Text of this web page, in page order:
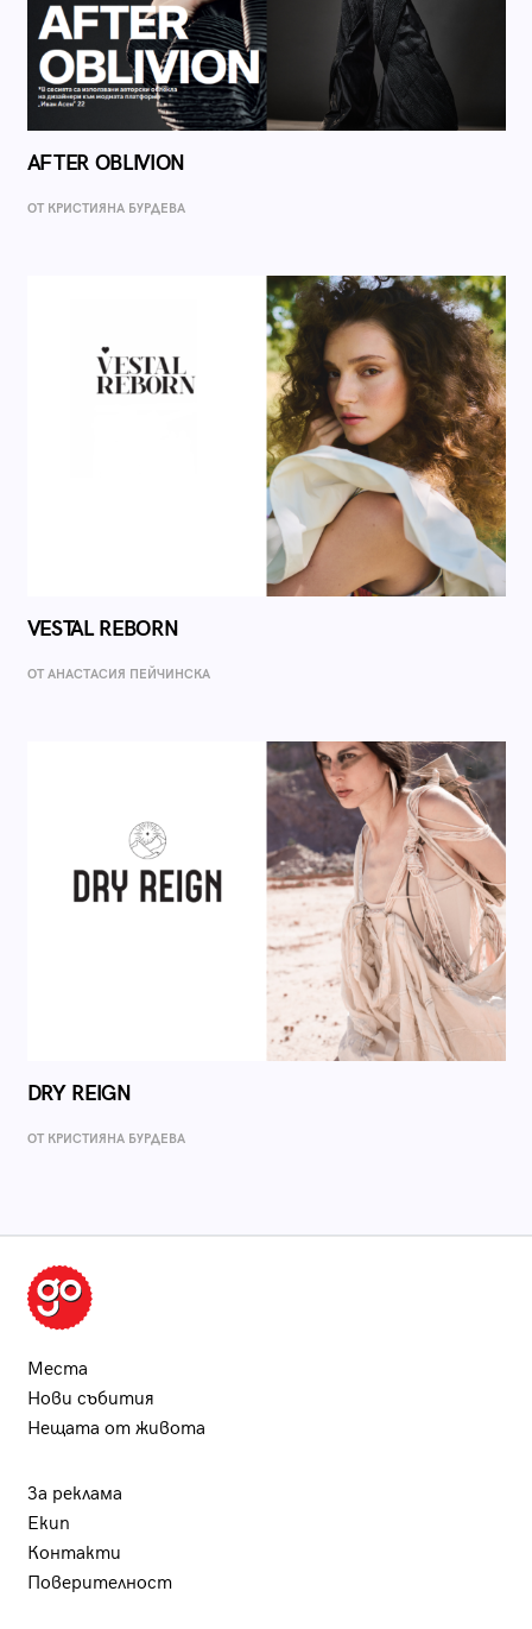
AFTER OBLIVION
ОТ КРИСТИЯНА БУРДЕВА
VESTAL REBORN
ОТ AНАСТАСИЯ ПЕЙЧИНСКА
DRY REIGN
ОТ КРИСТИЯНА БУРДЕВА
Места
Нови събития
Нещата от живота
За реклама
Екип
Контакти
Поверителност